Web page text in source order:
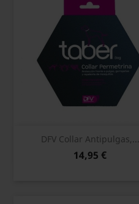
DFV Collar Antipulgas,...
14,95 €
Vista rápida